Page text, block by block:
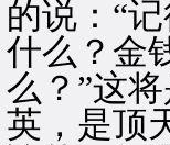
的说：“
什么？金
么？”这
英，是顶